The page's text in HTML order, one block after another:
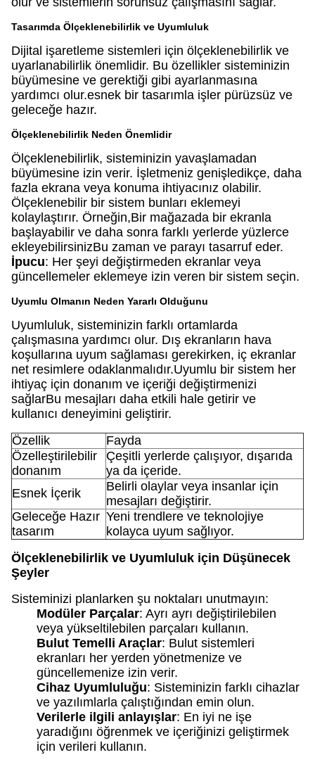
Tasarımda Ölçeklenebilirlik ve Uyumluluk
Dijital işaretleme sistemleri için ölçeklenebilirlik ve
uyarlanabilirlik önemlidir. Bu özellikler sisteminizin
büyümesine ve gerektiği gibi ayarlanmasına
yardımcı olur.esnek bir tasarımla işler pürüzsüz ve
geleceğe hazır.
Ölçeklenebilirlik Neden Önemlidir
Ölçeklenebilirlik, sisteminizin yavaşlamadan
büyümesine izin verir. İşletmeniz genişledikçe, daha
fazla ekrana veya konuma ihtiyacınız olabilir.
Ölçeklenebilir bir sistem bunları eklemeyi
kolaylaştırır. Örneğin,Bir mağazada bir ekranla
başlayabilir ve daha sonra farklı yerlerde yüzlerce
ekleyebilirsinizBu zaman ve parayı tasarruf eder.
İpucu: Her şeyi değiştirmeden ekranlar veya
güncellemeler eklemeye izin veren bir sistem seçin.
Uyumlu Olmanın Neden Yararlı Olduğunu
Uyumluluk, sisteminizin farklı ortamlarda
çalışmasına yardımcı olur. Dış ekranların hava
koşullarına uyum sağlaması gerekirken, iç ekranlar
net resimlere odaklanmalıdır.Uyumlu bir sistem her
ihtiyaç için donanım ve içeriği değiştirmenizi
sağlarBu mesajları daha etkili hale getirir ve
kullanıcı deneyimini geliştirir.
Özellik
Fayda
Özelleştirilebilir
donanım
Çeşitli yerlerde çalışıyor, dışarıda
ya da içeride.
Esnek İçerik
Belirli olaylar veya insanlar için
mesajları değiştirir.
Geleceğe Hazır
tasarım
Yeni trendlere ve teknolojiye
kolayca uyum sağlıyor.
Ölçeklenebilirlik ve Uyumluluk için Düşünecek
Şeyler
Sisteminizi planlarken şu noktaları unutmayın:
Modüler Parçalar: Ayrı ayrı değiştirilebilen
veya yükseltilebilen parçaları kullanın.
Bulut Temelli Araçlar: Bulut sistemleri
ekranları her yerden yönetmenize ve
güncellemenize izin verir.
Cihaz Uyumluluğu: Sisteminizin farklı cihazlar
ve yazılımlarla çalıştığından emin olun.
Verilerle ilgili anlayışlar: En iyi ne işe
yaradığını öğrenmek ve içeriğinizi geliştirmek
için verileri kullanın.